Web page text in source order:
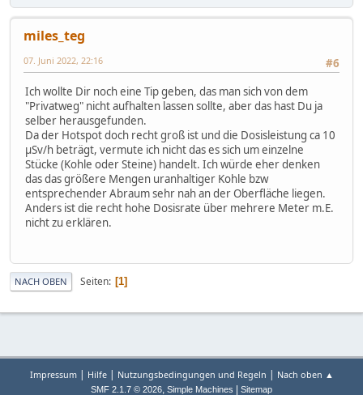
miles_teg
#6
07. Juni 2022, 22:16
Ich wollte Dir noch eine Tip geben, das man sich von dem
"Privatweg" nicht aufhalten lassen sollte, aber das hast Du ja
selber herausgefunden.
Da der Hotspot doch recht groß ist und die Dosisleistung ca 10
µSv/h beträgt, vermute ich nicht das es sich um einzelne
Stücke (Kohle oder Steine) handelt. Ich würde eher denken
das das größere Mengen uranhaltiger Kohle bzw
entsprechender Abraum sehr nah an der Oberfläche liegen.
Anders ist die recht hohe Dosisrate über mehrere Meter m.E.
nicht zu erklären.
NACH OBEN Seiten 1
Impressum| Hilfe| Nutzungsbedingungen und Regeln | Nach oben ▲
SMF 2.1.7 © 2026, Simple Machines Sitemap